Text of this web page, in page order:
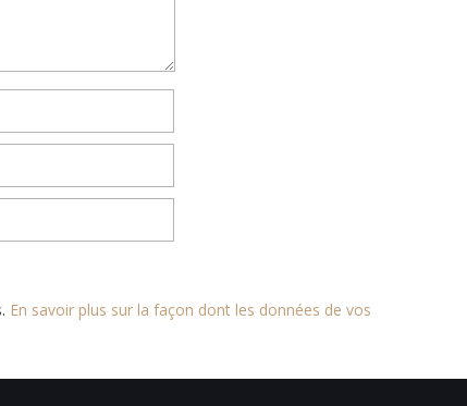
En savoir plus sur la façon dont les données de vos